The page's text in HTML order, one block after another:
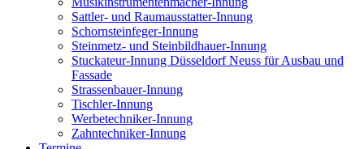
Sattler- und Raumausstatter-Innung
Schornsteinfeger-Innung
Steinmetz- und Steinbildhauer-Innung
Stuckateur-Innung Düsseldorf Neuss für Ausbau und
Fassade
Strassenbauer-Innung
Tischler-Innung
Werbetechniker-Innung
Zahntechniker-Innung